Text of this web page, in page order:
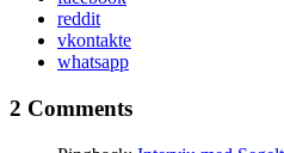
reddit
vkontakte
whatsapp
2 Comments